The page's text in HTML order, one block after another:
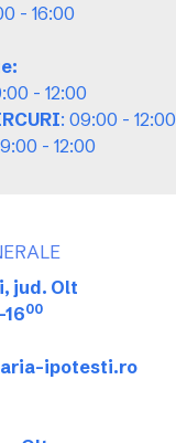
- 16:00
- 12:00
: 09:00 - 12:00
- 12:00
jud. Olt
-1600
ipotesti.ro